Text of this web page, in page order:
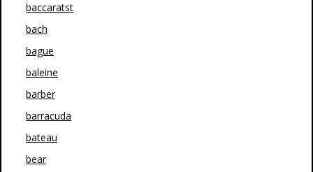
baccaratst
bach
bague
baleine
barber
barracuda
bateau
bear